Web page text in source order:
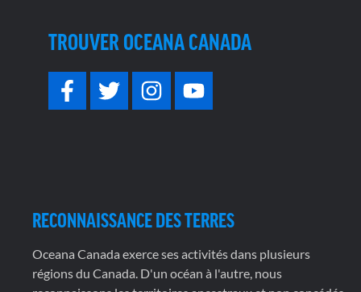
TROUVER OCEANA CANADA
RECONNAISSANCE DES TERRES
Oceana Canada exerce ses activités dans plusieurs
régions du Canada. D'un océan à l'autre, nous